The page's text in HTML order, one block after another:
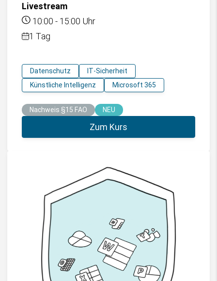
Livestream
10:00 - 15:00 Uhr
1 Tag
Datenschutz
IT-Sicherheit
Künstliche Intelligenz
Microsoft 365
Nachweis §15 FAO NEU
Zum Kurs